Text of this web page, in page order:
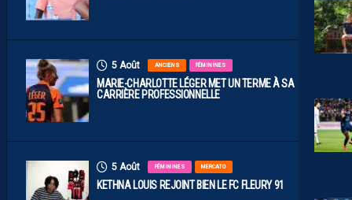
5 Août ANCIENS FÉMININES
MARIE-CHARLOTTE LÉGER MET UN TERME À SA
CARRIÈRE PROFESSIONNELLE
5 Août FÉMININES MERCATO
KETHNA LOUIS REJOINT BIEN LE FC FLEURY 91